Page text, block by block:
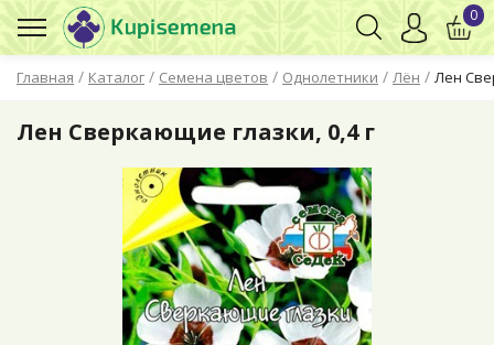
Главная / Каталог / Семена цветов / Однолетники / Лён / Лен
0
Лен Сверкающие глазки, 0,4 г